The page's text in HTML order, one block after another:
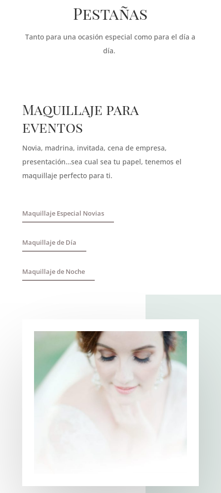
Pestañas
Tanto para una ocasión especial como para el día a
día.
Maquillaje para
eventos
Novia, madrina, invitada, cena de empresa,
presentación…sea cual sea tu papel, tenemos el
maquillaje perfecto para ti.
Maquillaje Especial Novias
Maquillaje de Día
Maquillaje de Noche